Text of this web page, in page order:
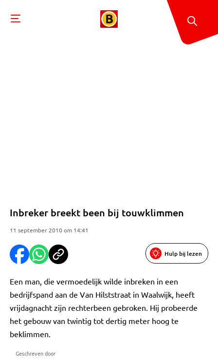
Inbreker breekt been bij touwklimmen
11 september 2010 om 14:41
Hulp bij lezen
Een man, die vermoedelijk wilde inbreken in een
bedrijfspand aan de Van Hilststraat in Waalwijk, heeft
vrijdagnacht zijn rechterbeen gebroken. Hij probeerde
het gebouw van twintig tot dertig meter hoog te
beklimmen.
Geschreven door